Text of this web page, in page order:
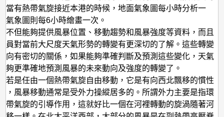
當有熱帶氣旋接近本港的時候，地面氣象圖每小時分析一
氣象圖則每6小時繪畫一次。
不但能夠提供風暴位置、移動趨勢和風暴強度等資料，而且
員對當前大尺度天氣形勢的轉變有更深切的了解。這些轉變
向有密切的關係，如果能夠準確判斷及預測這些變化，天氣
夠更準確地預測風暴的未來動向及強度的轉變了。
若是任由一個熱帶氣旋自由移動，它是有向西北飄移的慣性
，風暴移動通常是受外力操縱居多的。所謂外力主要是指環
帶氣旋的引導作用，這就好比一個在河裡轉動的旋渦隨著河